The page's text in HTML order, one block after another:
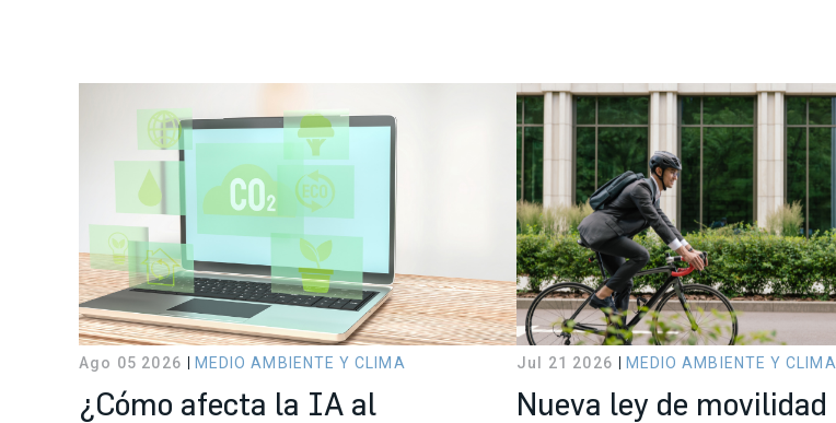
Ago 05 2026 MEDIO AMBIENTE Y CLIMA
¿Cómo afecta la IA al
Jul 21 2026 MEDIO AMBIENTE Y CLIMA
Nueva ley de movilidad